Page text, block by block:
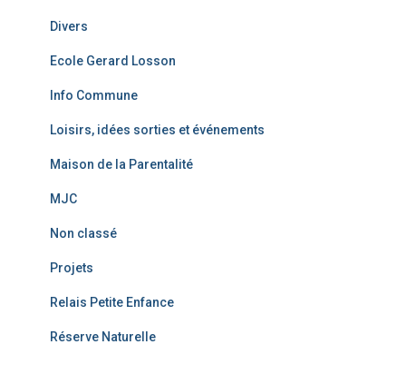
Divers
Ecole Gerard Losson
Info Commune
Loisirs, idées sorties et événements
Maison de la Parentalité
MJC
Non classé
Projets
Relais Petite Enfance
Réserve Naturelle